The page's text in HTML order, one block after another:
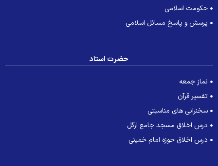
حکومت اسلامی
پرسش و پاسخ مسائل اسلامی
حضرت استاد
نماز جمعه
تفسیر قرآن
سخنرانی های مناسبتی
درس اخلاق مسجد جامع ازگل
درس اخلاق حوزه امام خمینی